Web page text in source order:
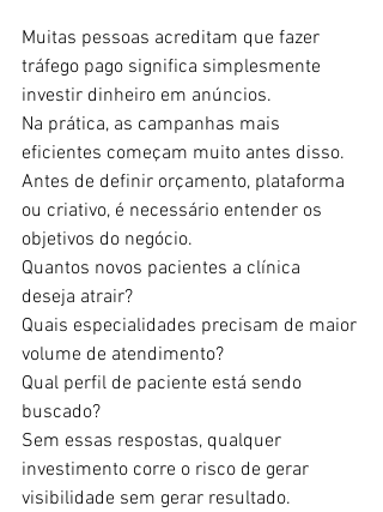
Muitas pessoas acreditam que fazer
tráfego pago significa simplesmente
investir dinheiro em anúncios.
Na prática, as campanhas mais
eficientes começam muito antes disso.
Antes de definir orçamento, plataforma
ou criativo, é necessário entender os
objetivos do negócio.
Quantos novos pacientes a clínica
deseja atrair?
Quais especialidades precisam de maior
volume de atendimento?
Qual perfil de paciente está sendo
buscado?
Sem essas respostas, qualquer
investimento corre o risco de gerar
visibilidade sem gerar resultado.